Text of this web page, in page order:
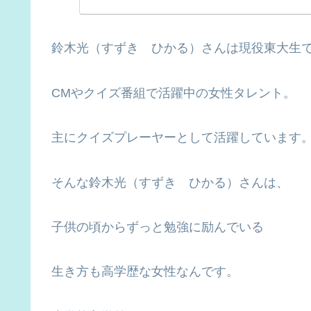
鈴木光（すずき ひかる）さんは現役東大生で
CMやクイズ番組で活躍中の女性タレント。
主にクイズプレーヤーとして活躍しています。
そんな鈴木光（すずき ひかる）さんは、
子供の頃からずっと勉強に励んでいる
生き方も高学歴な女性なんです。